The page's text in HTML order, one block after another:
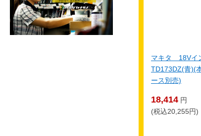
マキタ 18Vイ
TD173DZ(青)(
ース別売)
18,414 円
(税込20,255円)